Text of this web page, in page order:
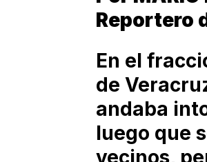
Reportero
En el
de
andaba
luego que
vecinos,